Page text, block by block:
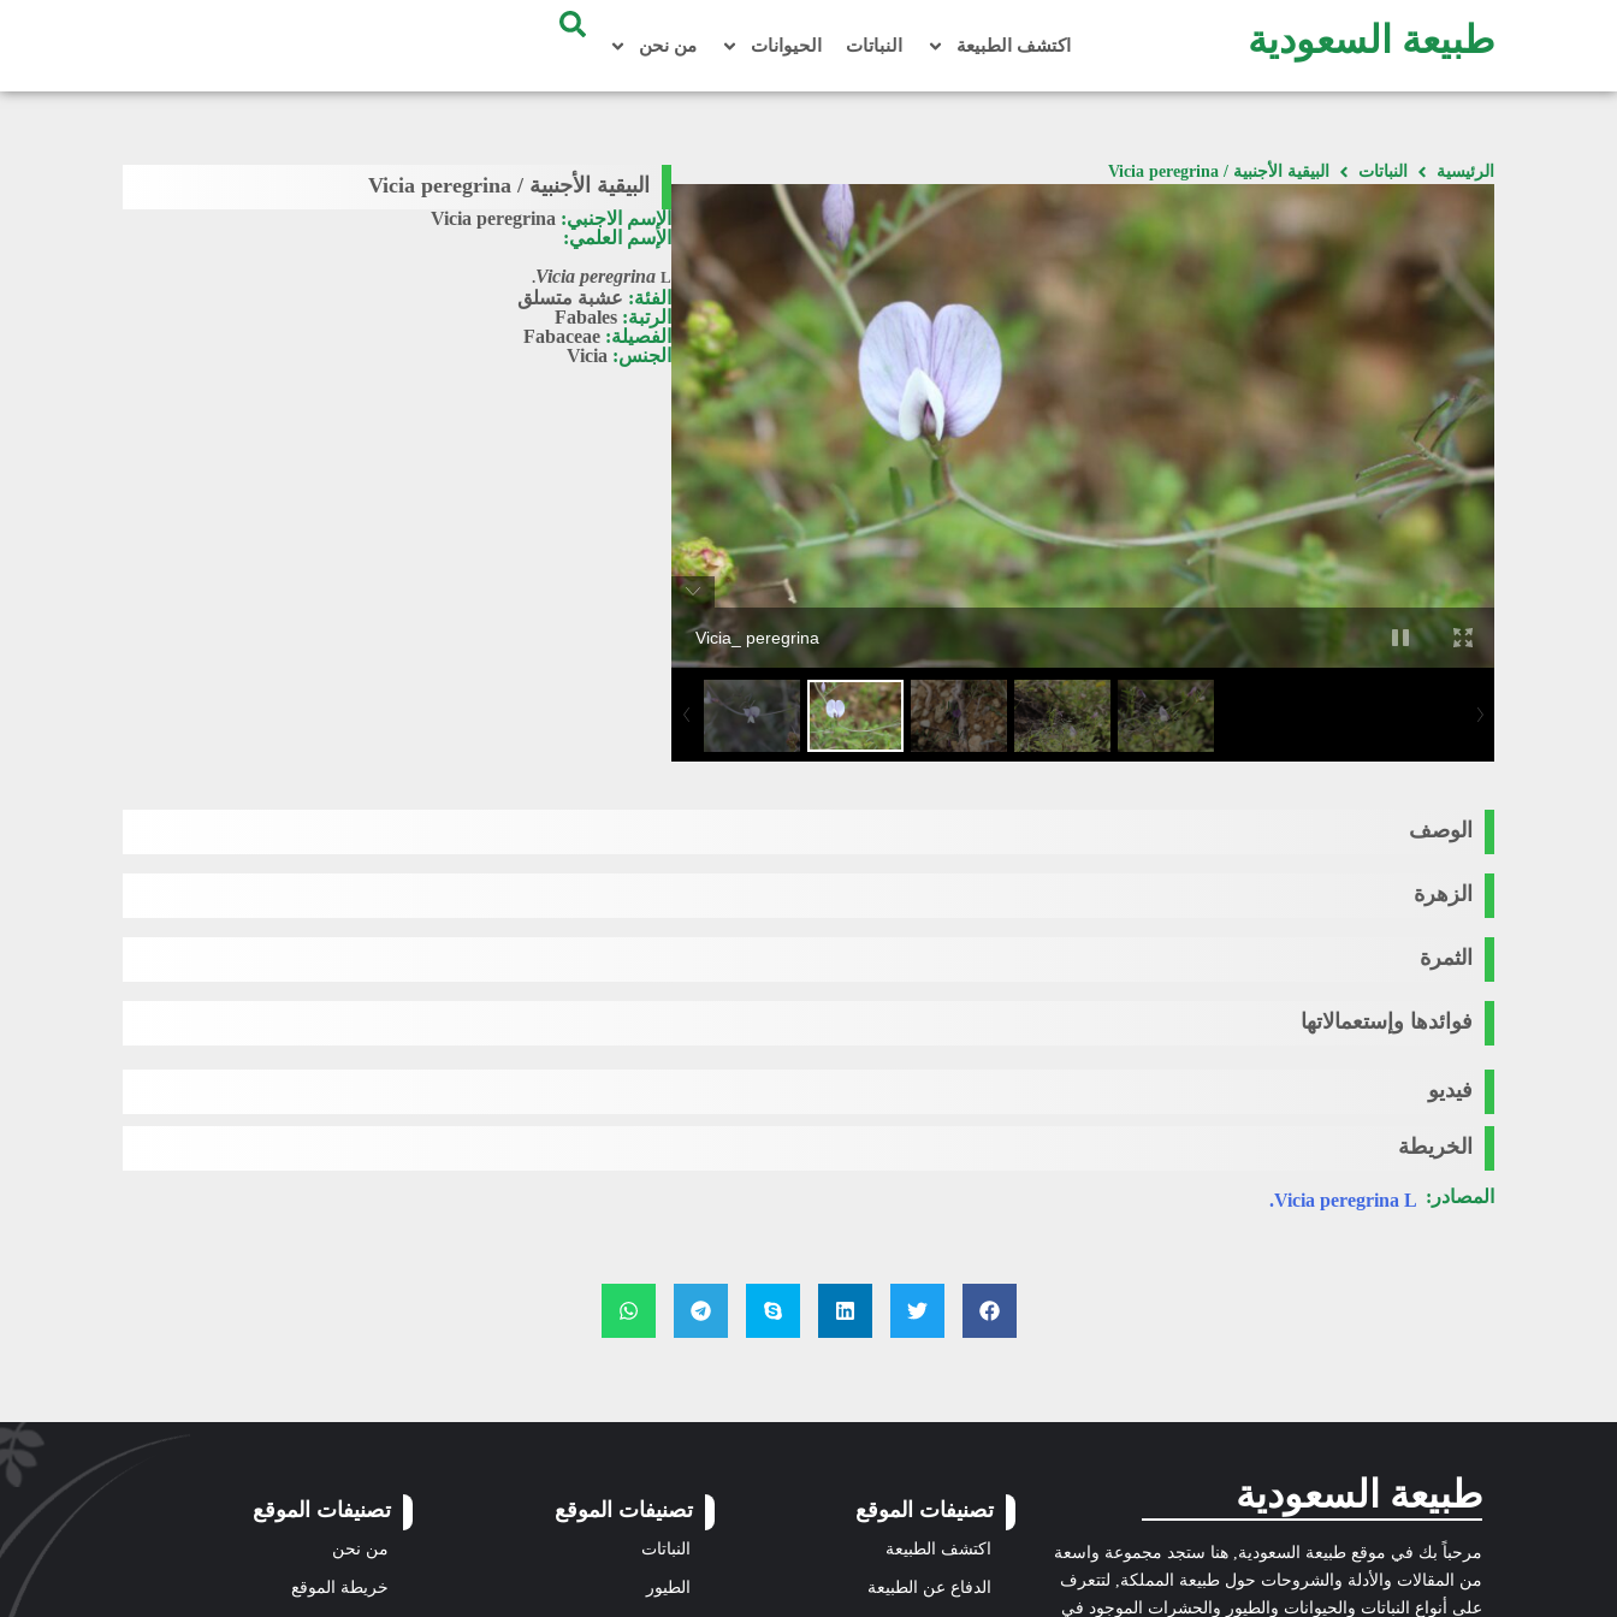
طبيعة السعودية اكتشف الطبيعة النباتات الحيوانات من نحن
الرئيسية النباتات البيقية الأجنبية / Vicia peregrina
Vicia_ peregrina
البيقية الأجنبية / Vicia peregrina
الإسم الاجنبي: Vicia peregrina
الإسم العلمي:
Vicia peregrina L.
الفئة: عشبة متسلق
الرتبة: Fabales
الفصيلة: Fabaceae
الجنس: Vicia
الوصف
الزهرة
الثمرة
فوائدها وإستعمالاتها
فيديو
الخريطة
المصادر: Vicia peregrina L.
طبيعة السعودية
مرحباً بك في موقع طبيعة السعودية, هنا ستجد مجموعة واسعة
من المقالات والأدلة والشروحات حول طبيعة المملكة, لتتعرف
على أنواع النباتات والحيوانات والطيور والحشرات الموجود في
تصنيفات الموقع
اكتشف الطبيعة
الدفاع عن الطبيعة
تصنيفات الموقع
النباتات
الطيور
تصنيفات الموقع
من نحن
خريطة الموقع